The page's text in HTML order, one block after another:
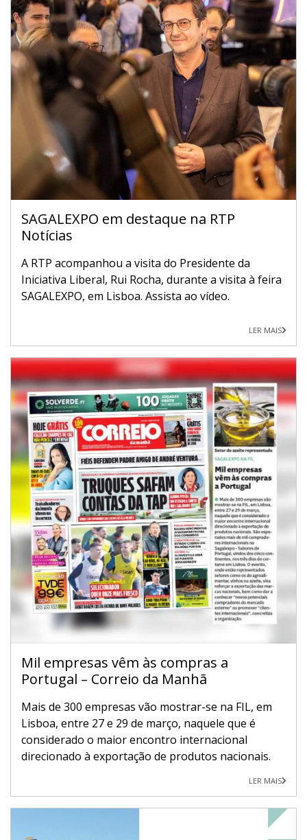
SAGALEXPO em destaque na RTP
Notícias
A RTP acompanhou a visita do Presidente da
Iniciativa Liberal, Rui Rocha, durante a visita à feira
SAGALEXPO, em Lisboa. Assista ao vídeo.
LER MAIS
Mil empresas vêm às compras a
Portugal – Correio da Manhã
Mais de 300 empresas vão mostrar-se na FIL, em
Lisboa, entre 27 e 29 de março, naquele que é
considerado o maior encontro internacional
direcionado à exportação de produtos nacionais.
LER MAIS